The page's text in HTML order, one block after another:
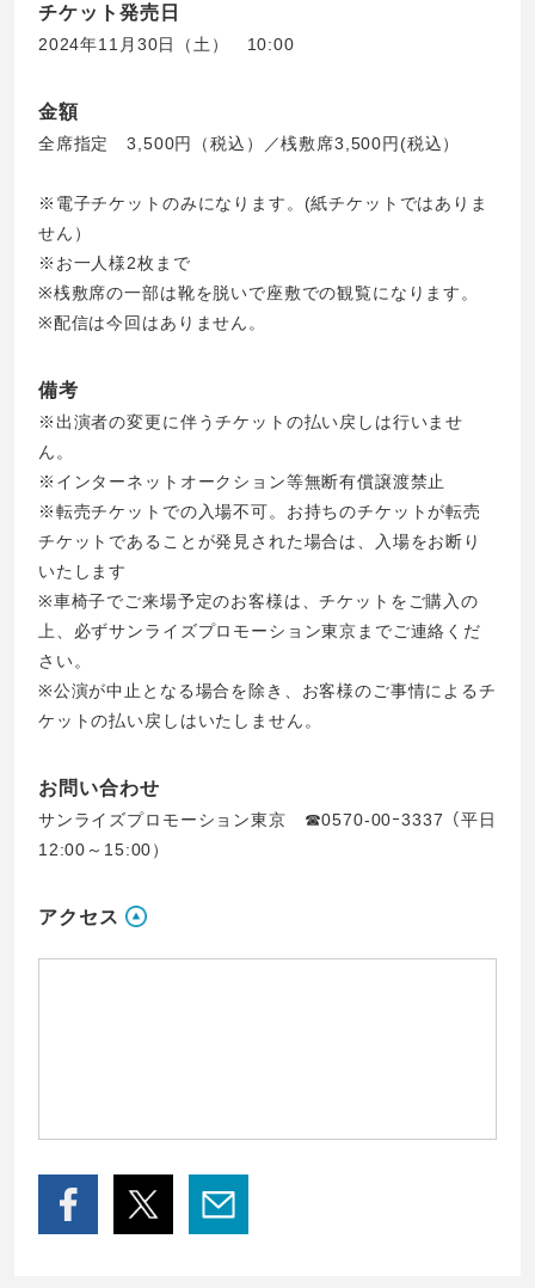
チケット発売日
2024年11月30日（土） 10:00
金額
全席指定 3,500円（税込）／桟敷席3,500円(税込）
※電子チケットのみになります。(紙チケットではありま
せん）
※お一人様2枚まで
※桟敷席の一部は靴を脱いで座敷での観覧になります。
※配信は今回はありません。
備考
※出演者の変更に伴うチケットの払い戻しは行いませ
ん。
※インターネットオークション等無断有償譲渡禁止
※転売チケットでの入場不可。お持ちのチケットが転売
チケットであることが発見された場合は、入場をお断り
いたします
※車椅子でご来場予定のお客様は、チケットをご購入の
上、必ずサンライズプロモーション東京までご連絡くだ
さい。
※公演が中止となる場合を除き、お客様のご事情によるチ
ケットの払い戻しはいたしません。
お問い合わせ
サンライズプロモーション東京 ☎0570-00ｰ3337（平日
12:00～15:00）
アクセス